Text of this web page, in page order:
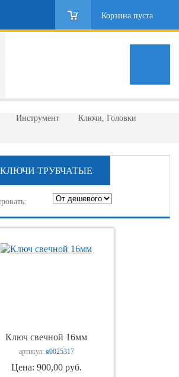
Корзина пуста
Инструмент
Ключи, Головки
КЛЮЧИ ТРУБЧАТЫЕ
Ключ свечной 16мм
артикул: я0025317
Цена: 900,00 руб.